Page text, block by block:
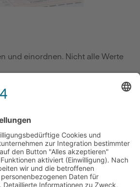
und einordnen. Nicht alle Werte